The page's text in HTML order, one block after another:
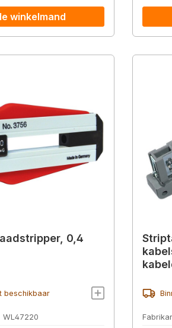
winkelmand
0,4
beschikbaar
WL47220